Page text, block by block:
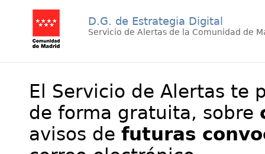
D.G. de Estrategia Digital
Servicio de Alertas de la Comunidad de
El Servicio de Alertas te
de forma gratuita, sobre
avisos de futuras